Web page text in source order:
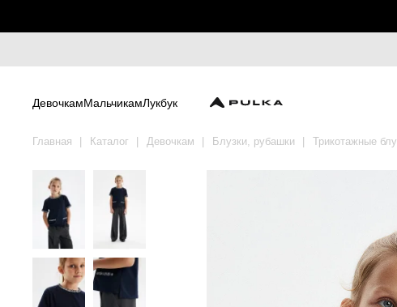
ДевочкамМальчикамЛукбук
Главная Каталог Девочкам Блузки, рубашки Трикотажные